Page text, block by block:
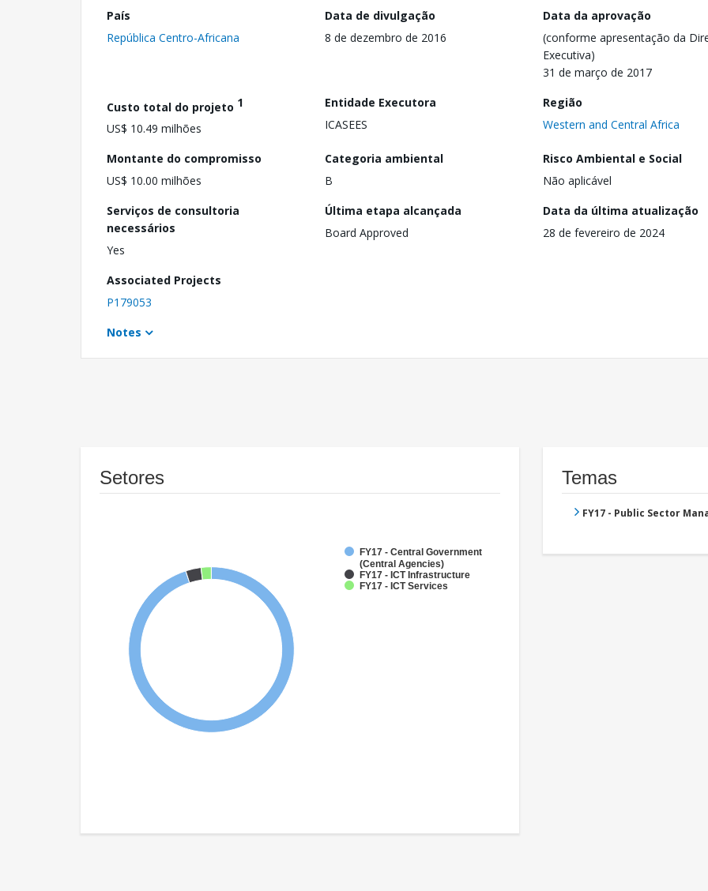
País
República Centro-Africana
Data de divulgação
8 de dezembro de 2016
Data da aprovação
(conforme apresentação da
Executiva)
31 de março de 2017
Custo total do projeto 1
US$ 10.49 milhões
Entidade Executora
ICASEES
Região
Western and Central Africa
Montante do compromisso
US$ 10.00 milhões
Categoria ambiental
B
Risco Ambiental e Social
Não aplicável
Serviços de consultoria
necessários
Yes
Última etapa alcançada
Board Approved
Data da última atualização
28 de fevereiro de 2024
Associated Projects
P179053
Notes
Setores
FY17 - Central Government
(Central Agencies)
FY17 - ICT Infrastructure
FY17 - ICT Services
Temas
FY17 - Public Sector